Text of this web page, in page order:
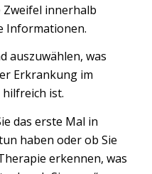
innerhalb
Informationen.
auszuwählen, was
Erkrankung im
ist.
das erste Mal in
haben oder ob Sie
erkennen, was